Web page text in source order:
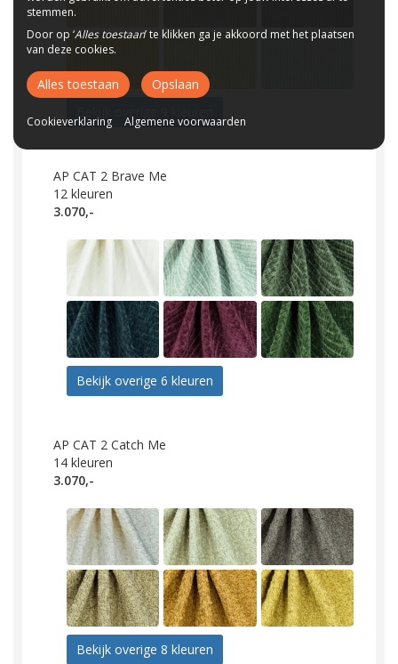
AP CAT 2 Brave Me
12 kleuren
3.070,-
Bekijk overige 6 kleuren
AP CAT 2 Catch Me
14 kleuren
3.070,-
Bekijk overige 8 kleuren
stemmen.
Door op ‘Alles toestaan’ te klikken ga je akkoord met het plaatsen
van deze cookies.
Alles toestaan Opslaan
Cookieverklaring Algemene voorwaarden